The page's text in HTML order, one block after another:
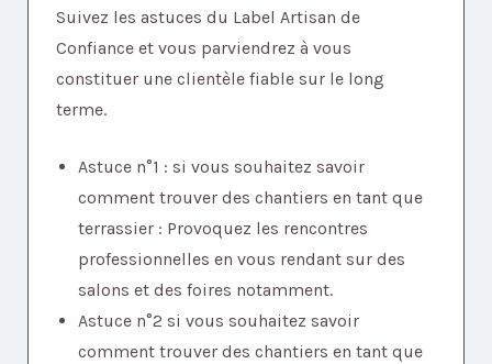
Suivez les astuces du Label Artisan de
Confiance et vous parviendrez à vous
constituer une clientèle fiable sur le long
terme.
Astuce n°1 : si vous souhaitez savoir
comment trouver des chantiers en tant que
terrassier : Provoquez les rencontres
professionnelles en vous rendant sur des
salons et des foires notamment.
Astuce n°2 si vous souhaitez savoir
comment trouver des chantiers en tant que